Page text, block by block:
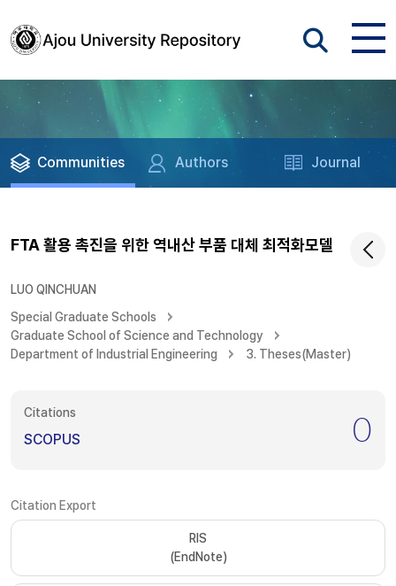
Communities Authors Journal
FTA 활용 촉진을 위한 역내산 부품 대체 최적화모델
LUO QINCHUAN
Special Graduate Schools
Graduate School of Science and Technology
Department of Industrial Engineering
3. Theses(Master)
Citations
SCOPUS 0
Citation Export
RIS
(EndNote)